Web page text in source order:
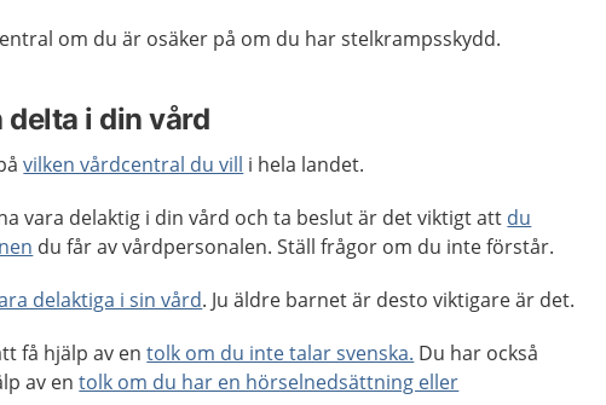
om du är osäker på om du har stelkrampsskydd.
delta i din vård
vilken vårdcentral du vill i hela landet.
vara delaktig i din vård och ta beslut är det viktigt att du
du får av vårdpersonalen. Ställ frågor om du inte förstår.
delaktiga i sin vård. Ju äldre barnet är desto viktigare är det.
få hjälp av entolk om du inte talar svenska. Du har också
av entolk om du har en hörselnedsättning eller